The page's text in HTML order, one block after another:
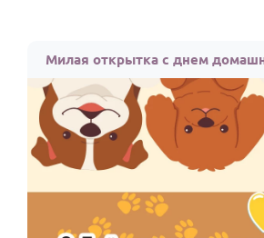
Милая открытка с днем